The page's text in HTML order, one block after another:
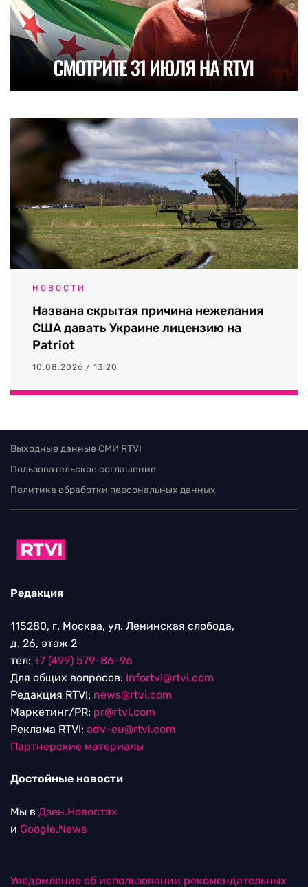
НОВОСТИ
Названа скрытая причина нежелания
США давать Украине лицензию на
Patriot
10.08.2026 / 13:20
Выходные данные СМИ RTVI
Пользовательское соглашение
Политика обработки персональных данных
Редакция
115280, г. Москва, ул. Ленинская слобода,
д. 26, этаж 2
тел: +7 (499) 579-86-96
Для общих вопросов: Infortvi@rtvi.com
Редакция RTVI: news@rtvi.com
Маркетинг/PR: pr@rtvi.com
Реклама RTVI: adv-eu@rtvi.com
Партнерские материалы
Достойные новости
Мы в Дзен.Новостях
и Google.News
Уведомление об использовании рекомендательных